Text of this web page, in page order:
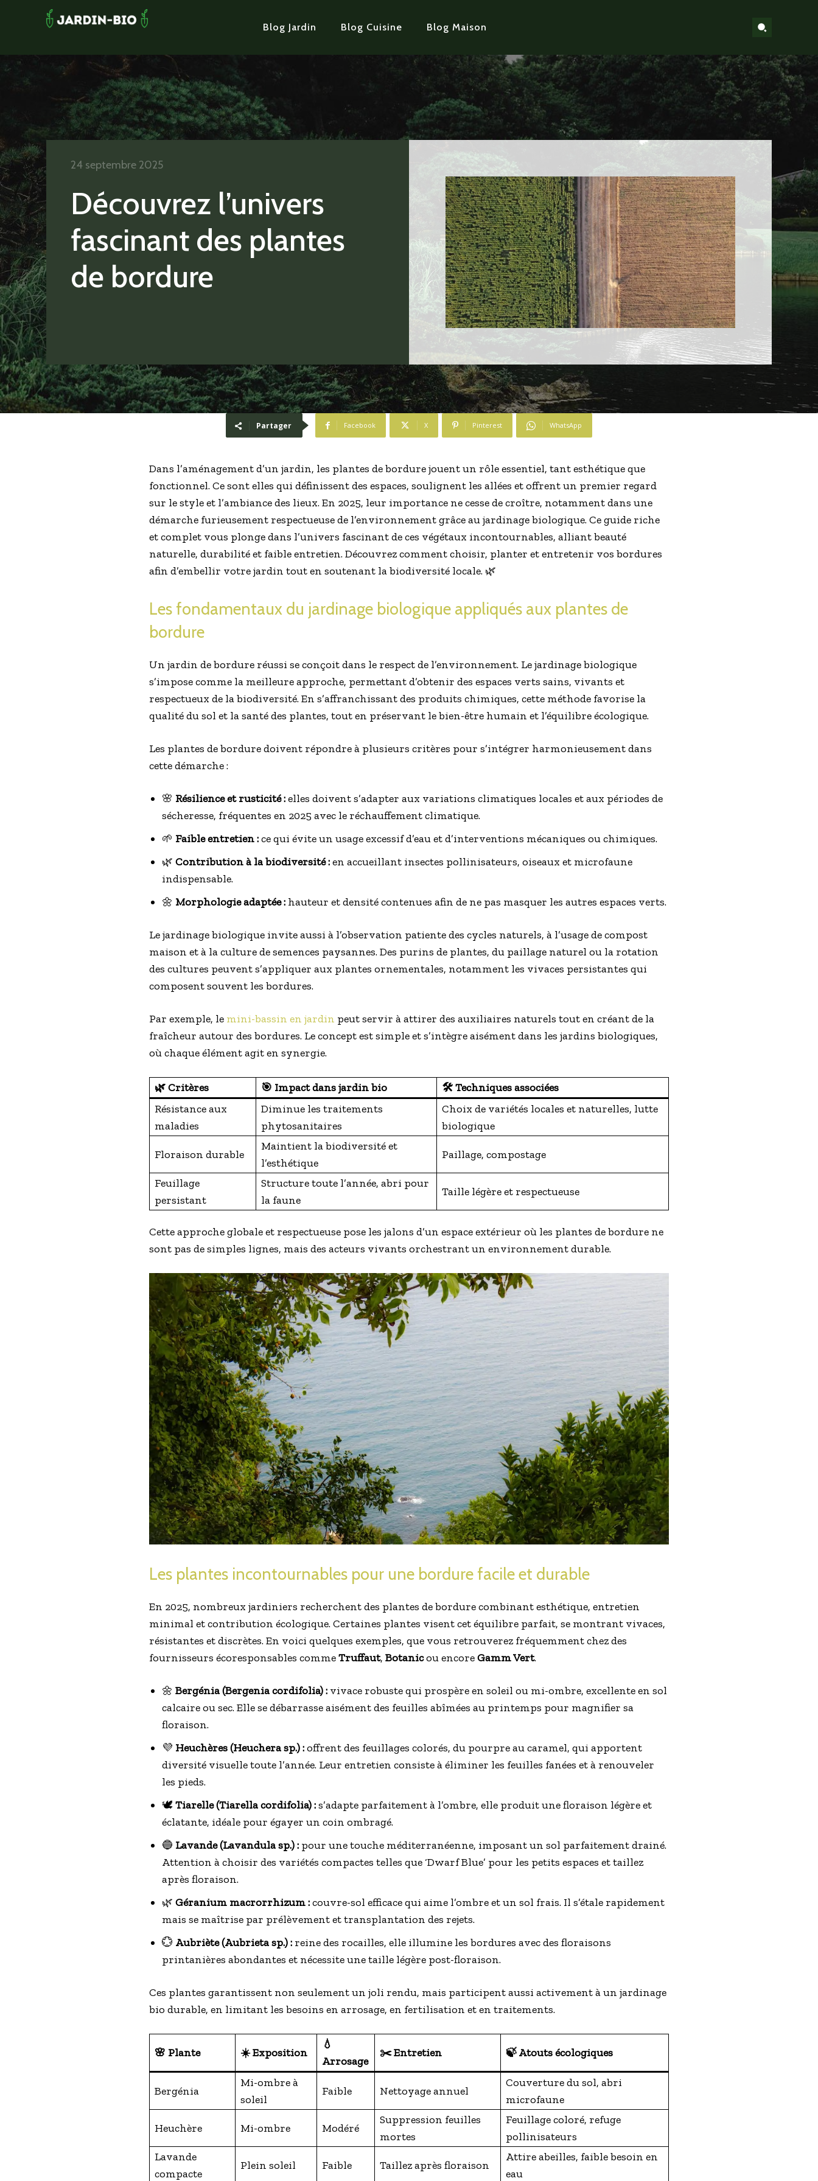
Blog Jardin Blog Cuisine Blog Maison
Découvrez l’univers
fascinant des plantes
de bordure
24 septembre 2025
Partager Facebook X Pinterest WhatsApp
Dans l’aménagement d’un jardin, les plantes de bordure jouent un rôle essentiel, tant esthétique que
fonctionnel. Ce sont elles qui définissent des espaces, soulignent les allées et offrent un premier regard
sur le style et l’ambiance des lieux. En 2025, leur importance ne cesse de croître, notamment dans une
démarche furieusement respectueuse de l’environnement grâce au jardinage biologique. Ce guide riche
et complet vous plonge dans l’univers fascinant de ces végétaux incontournables, alliant beauté
naturelle, durabilité et faible entretien. Découvrez comment choisir, planter et entretenir vos bordures
afin d’embellir votre jardin tout en soutenant la biodiversité locale. 🌿
Les fondamentaux du jardinage biologique appliqués aux plantes de
bordure
Un jardin de bordure réussi se conçoit dans le respect de l’environnement. Le jardinage biologique
s’impose comme la meilleure approche, permettant d’obtenir des espaces verts sains, vivants et
respectueux de la biodiversité. En s’affranchissant des produits chimiques, cette méthode favorise la
qualité du sol et la santé des plantes, tout en préservant le bien-être humain et l’équilibre écologique.
Les plantes de bordure doivent répondre à plusieurs critères pour s’intégrer harmonieusement dans
cette démarche :
🌸 Résilience et rusticité :elles doivent s’adapter aux variations climatiques locales et aux périodes de
sécheresse, fréquentes en 2025 avec le réchauffement climatique.
🌱 Faible entretien :ce qui évite un usage excessif d’eau et d’interventions mécaniques ou chimiques.
🌿 Contribution à la biodiversité :en accueillant insectes pollinisateurs, oiseaux et microfaune
indispensable.
🌼 Morphologie adaptée :hauteur et densité contenues afin de ne pas masquer les autres espaces verts.
Le jardinage biologique invite aussi à l’observation patiente des cycles naturels, à l’usage de compost
maison et à la culture de semences paysannes. Des purins de plantes, du paillage naturel ou la rotation
des cultures peuvent s’appliquer aux plantes ornementales, notamment les vivaces persistantes qui
composent souvent les bordures.
Par exemple, le mini-bassin en jardin peut servir à attirer des auxiliaires naturels tout en créant de la
fraîcheur autour des bordures. Le concept est simple et s’intègre aisément dans les jardins biologiques,
où chaque élément agit en synergie.
🌿 Critères 🎯 Impact dans jardin bio
🛠️ Techniques associées
Résistance aux
maladies
Diminue les traitements
phytosanitaires
Choix de variétés locales et naturelles, lutte
biologique
Floraison durable
Maintient la biodiversité et
l’esthétique
Paillage, compostage
Feuillage
persistant
Structure toute l’année, abri pour
la faune
Taille légère et respectueuse
Cette approche globale et respectueuse pose les jalons d’un espace extérieur où les plantes de bordure ne
sont pas de simples lignes, mais des acteurs vivants orchestrant un environnement durable.
Les plantes incontournables pour une bordure facile et durable
En 2025, nombreux jardiniers recherchent des plantes de bordure combinant esthétique, entretien
minimal et contribution écologique. Certaines plantes visent cet équilibre parfait, se montrant vivaces,
résistantes et discrètes. En voici quelques exemples, que vous retrouverez fréquemment chez des
fournisseurs écoresponsables commeTruffaut, Botanicou encoreGamm Vert.
🌼 Bergénia (Bergenia cordifolia) :vivace robuste qui prospère en soleil ou mi-ombre, excellente en sol
calcaire ou sec. Elle se débarrasse aisément des feuilles abîmées au printemps pour magnifier sa
floraison.
💜 Heuchères (Heuchera sp.) :offrent des feuillages colorés, du pourpre au caramel, qui apportent
diversité visuelle toute l’année. Leur entretien consiste à éliminer les feuilles fanées et à renouveler
les pieds.
🕊️Tiarelle (Tiarella cordifolia) :s’adapte parfaitement à l’ombre, elle produit une floraison légère et
éclatante, idéale pour égayer un coin ombragé.
🔵 Lavande (Lavandula sp.) :pour une touche méditerranéenne, imposant un sol parfaitement drainé.
Attention à choisir des variétés compactes telles que ‘Dwarf Blue’ pour les petits espaces et taillez
après floraison.
🌿 Géranium macrorrhizum :couvre-sol efficace qui aime l’ombre et un sol frais. Il s’étale rapidement
mais se maîtrise par prélèvement et transplantation des rejets.
💮 Aubriète (Aubrieta sp.) :reine des rocailles, elle illumine les bordures avec des floraisons
printanières abondantes et nécessite une taille légère post-floraison.
Ces plantes garantissent non seulement un joli rendu, mais participent aussi activement à un jardinage
bio durable, en limitant les besoins en arrosage, en fertilisation et en traitements.
🌸 Plante ☀️ Exposition
💧
Arrosage
✂️ Entretien 🍃 Atouts écologiques
Bergénia
Mi-ombre à
soleil
Faible Nettoyage annuel
Couverture du sol, abri
microfaune
Heuchère Mi-ombre Modéré
Suppression feuilles
mortes
Feuillage coloré, refuge
pollinisateurs
Lavande
compacte
Plein soleil Faible Taillez après floraison
Attire abeilles, faible besoin en
eau